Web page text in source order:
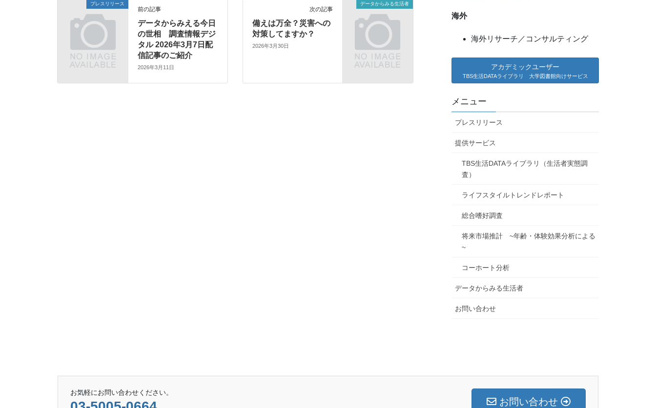
プレスリリース
前の記事
データからみえる今日
の世相 調査情報デジ
タル 2026年3月7日配
信記事のご紹介
2026年3月11日
データからみる生活者
次の記事
備えは万全？災害への
対策してますか？
2026年3月30日
海外
海外リサーチ／コンサルティング
アカデミックユーザー
TBS生活DATAライブラリ 大学図書館向けサービス
メニュー
プレスリリース
提供サービス
TBS生活DATAライブラリ（生活者実態調
査）
ライフスタイルトレンドレポート
総合嗜好調査
将来市場推計 ~年齢・体験効果分析による
~
コーホート分析
データからみる生活者
お問い合わせ
お気軽にお問い合わせください。
お問い合わせ